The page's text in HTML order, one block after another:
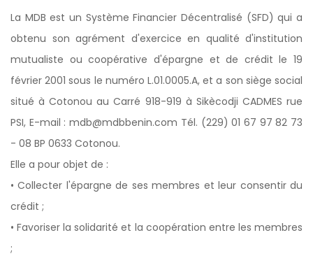
La MDB est un Système Financier Décentralisé (SFD) qui a
obtenu son agrément d'exercice en qualité d'institution
mutualiste ou coopérative d'épargne et de crédit le 19
février 2001 sous le numéro L.01.0005.A, et a son siège social
situé à Cotonou au Carré 918-919 à Sikècodji CADMES rue
PSI, E-mail : mdb@mdbbenin.com Tél. (229) 01 67 97 82 73
- 08 BP 0633 Cotonou.
Elle a pour objet de :
• Collecter l'épargne de ses membres et leur consentir du
crédit ;
• Favoriser la solidarité et la coopération entre les membres
;